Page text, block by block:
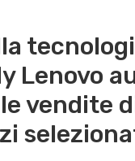
Lenovo
le vendite